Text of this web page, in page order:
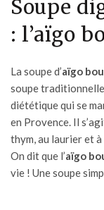
Soupe
: l’aïgo
La soupe d’aïgo
soupe
diététique qui se
en Provence. Il
thym, au laurier et à
On dit que l’aïgo
vie ! Une soupe